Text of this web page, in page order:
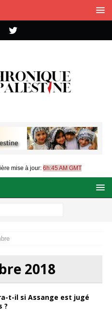
mise à jour: 6h:45 AM GMT
2018
t-il si Assange est jugé
?